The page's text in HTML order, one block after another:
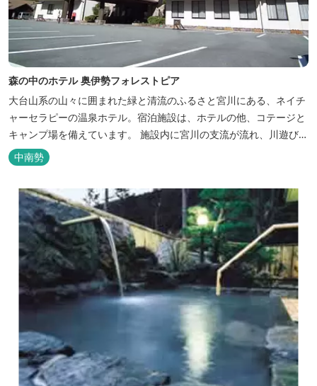
森の中のホテル 奥伊勢フォレストピア
大台山系の山々に囲まれた緑と清流のふるさと宮川にある、ネイチ
ャーセラピーの温泉ホテル。宿泊施設は、ホテルの他、コテージと
キャンプ場を備えています。 施設内に宮川の支流が流れ、川遊びが
できます。BBQエリア、釣堀もあり、ファミリーやグループでもア
クティビティを楽しめます。 ディナーは併設の「レストラン アン
ジュ」にて、地元の食材をていねいに調理したフレンチフルコース
をお召し上がりい...
中南勢